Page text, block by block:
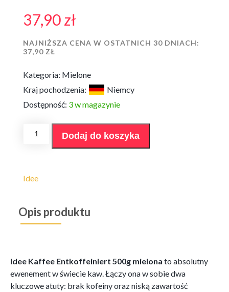
37,90zł
NAJNIŻSZA CENA W OSTATNICH 30 DNIACH:
37,90 ZŁ
Kategoria: Mielone
Kraj pochodzenia:
Niemcy
Dostępność: 3 w magazynie
Idee
mielona
Dodaj do koszyka
Idee
Opis produktu
Idee Kaffee Entkoffeiniert 500g mielona to absolutny
ewenement w świecie kaw. Łączy ona w sobie dwa
kluczowe atuty: brak kofeiny oraz niską zawartość